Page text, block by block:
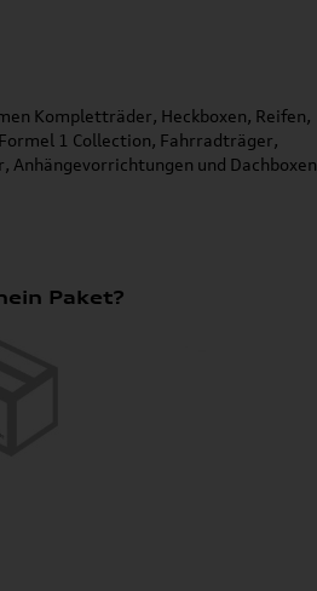
Kompletträder, Heckboxen, Reifen,
1 Collection, Fahrradträger,
Anhängevorrichtungen und Dachboxen
Paket?